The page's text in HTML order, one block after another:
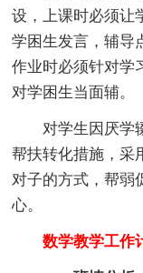
设，上课时必须让
学困生发言，辅导
作业时必须针对学
对学困生当面辅。
对学生因厌学辍
帮扶转化措施，采
对子的方式，帮弱
心。
数学教学工作